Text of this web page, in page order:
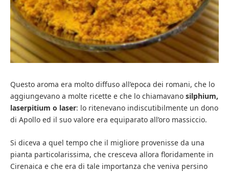
Questo aroma era molto diffuso all’epoca dei romani, che lo
aggiungevano a molte ricette e che lo chiamavano silphium,
laserpitium o laser: lo ritenevano indiscutibilmente un dono
di Apollo ed il suo valore era equiparato all’oro massiccio.
Si diceva a quel tempo che il migliore provenisse da una
pianta particolarissima, che cresceva allora floridamente in
Cirenaica e che era di tale importanza che veniva persino